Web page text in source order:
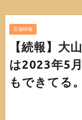
店舗情報
【続報】大
は2023年5
もできてる。